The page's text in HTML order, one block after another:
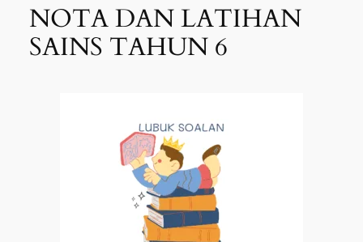
NOTA DAN LATIHAN
SAINS TAHUN 6